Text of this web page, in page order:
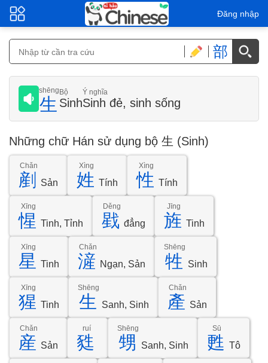
Đăng nhập
部
生
shēng
Sinh
Bộ
Sinh đẻ, sinh sống
Ý nghĩa
Những chữ Hán sử dụng bộ 生 (Sinh)
剷
Chǎn
Sản 姓
Xìng
Tính 性
Xìng
Tính
惺
Xīng
Tinh, Tỉnh 戥
Děng
đẳng 旌
Jīng
Tinh
星
Xīng
Tinh 滻
Chǎn
Ngạn, Sản 牲
Shēng
Sinh
猩
Xīng
Tinh 生
Shēng
Sanh, Sinh 產
Chǎn
Sản
産
Chǎn
Sản 甤
ruí
甥
Shēng
Sanh, Sinh 甦
Sū
Tô